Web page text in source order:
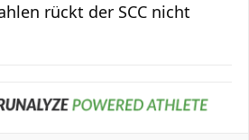
rückt der SCC nicht